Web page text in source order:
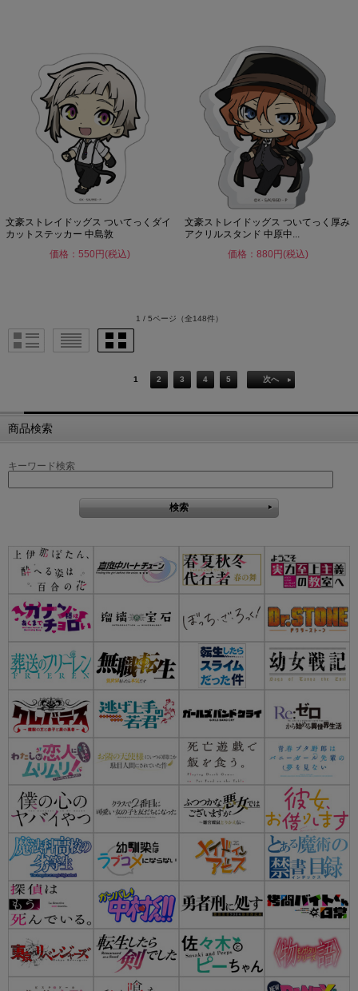
文豪ストレイドッグス ついてっくダイ
カットステッカー 中島敦
価格：550円(税込)
文豪ストレイドッグス ついてっく厚み
アクリルスタンド 中原中...
価格：880円(税込)
1 / 5ページ （全148件）
1 2 3 4 5 次へ
商品検索
キーワード検索